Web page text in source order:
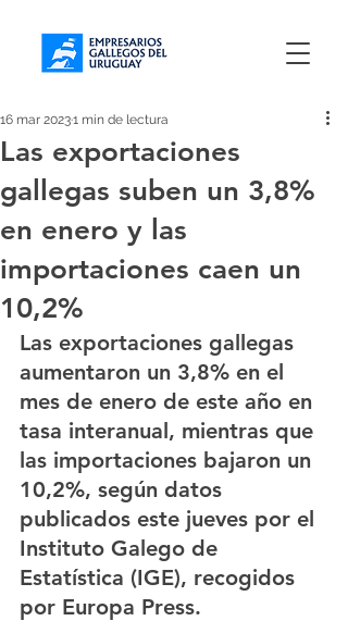
Las exportaciones
gallegas suben un 3,8%
en enero y las
importaciones caen un
10,2%
16 mar 20231 min de lectura
Las exportaciones gallegas
aumentaron un 3,8% en el
mes de enero de este año en
tasa interanual, mientras que
las importaciones bajaron un
10,2%, según datos
publicados este jueves por el
Instituto Galego de
Estatística (IGE), recogidos
por Europa Press.